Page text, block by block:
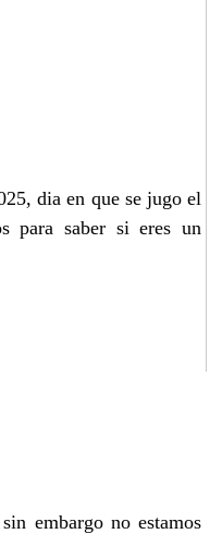
dia en que se jugo el
para saber si eres un
embargo no estamos